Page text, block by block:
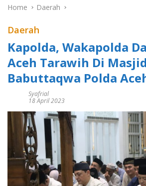
Home Daerah
Daerah
Kapolda, Wakapolda
Aceh Tarawih Di Masjid
Babuttaqwa Polda
Syafrial
18 April 2023